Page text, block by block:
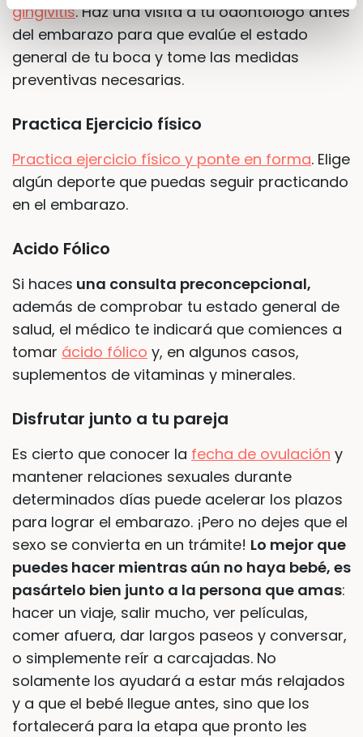
gingivitis. Haz una visita a tu odontólogo antes
del embarazo para que evalúe el estado
general de tu boca y tome las medidas
preventivas necesarias.
Practica Ejercicio físico
Practica ejercicio físico y ponte en forma. Elige
algún deporte que puedas seguir practicando
en el embarazo.
Acido Fólico
Si haces una consulta preconcepcional,
además de comprobar tu estado general de
salud, el médico te indicará que comiences a
tomar ácido fólico y, en algunos casos,
suplementos de vitaminas y minerales.
Disfrutar junto a tu pareja
Es cierto que conocer la fecha de ovulación y
mantener relaciones sexuales durante
determinados días puede acelerar los plazos
para lograr el embarazo. ¡Pero no dejes que el
sexo se convierta en un trámite! Lo mejor que
puedes hacer mientras aún no haya bebé, es
pasártelo bien junto a la persona que amas:
hacer un viaje, salir mucho, ver películas,
comer afuera, dar largos paseos y conversar,
o simplemente reír a carcajadas. No
solamente los ayudará a estar más relajados
y a que el bebé llegue antes, sino que los
fortalecerá para la etapa que pronto les